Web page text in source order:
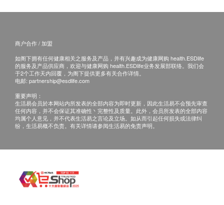
尖沙咀汉口道28号亚太中心6楼608-613室电话:
2312 0192
九龙湾(国际交易中心):
九龙九龙湾宏照道33号国际交易中心1楼41及43A
号铺电话: 2659 8661
新界区
将军澳(天晋汇一期):
3878
将军澳新都城中心1期2楼238A号铺电话: 2301
1268
客户注射肝炎疫苗或肝炎混合疫苗前必须出示3个
月内的肝炎抗原及抗体测试报告，以确定是否合适
接受疫苗注射。如未能出示有效报告，需另外支付
血液化验费用。
指定疫苗计划费用已包括首次注射前的医生会诊。
若经医生评估后，阁下并不适合进行疫苗注射，将
需支付医生诊症费用HK$300，馀下差额将会退
如有争议，健康网购health.ESDlife保留最後决定
所有预防疫苗产品并非作为医务诊断或治疗用途。
任何疫苗的提供会视供应情况而定，购买或预约后
商户合作 / 加盟
如阁下拥有任何健康相关之服务及产品，并有兴趣成为健康网购 health.ESDlife
的服务及产品供应商，欢迎与健康网购 health.ESDlife业务发展部联络。我们会
于2个工作天内回覆，为阁下提供更多有关合作详情。
电邮: partnership@esdlife.com
重要声明：
生活易会员於本网站内所发表的全部内容为即时更新，因此生活易不会预先审查
任何内容，并不会保证其准确性丶完整性及质量。此外，会员所发表的全部内容
均属个人意见，并不代表生活易之言论及立场。如从而引起任何损失或法律纠
纷，生活易概不负责。有关详情请参阅生活易的免责声明。